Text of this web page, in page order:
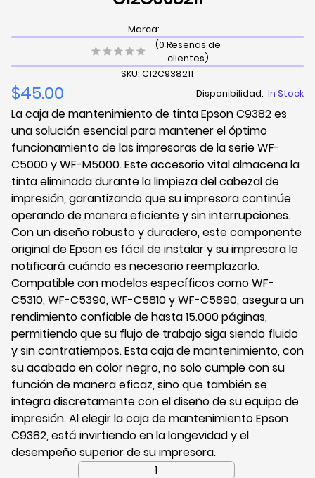
Marca:
(0 Reseñas de
clientes)
SKU: C12C938211
$45.00 Disponibilidad: In Stock
La caja de mantenimiento de tinta Epson C9382 es
una solución esencial para mantener el óptimo
funcionamiento de las impresoras de la serie WF-
C5000 y WF-M5000. Este accesorio vital almacena la
tinta eliminada durante la limpieza del cabezal de
impresión, garantizando que su impresora continúe
operando de manera eficiente y sin interrupciones.
Con un diseño robusto y duradero, este componente
original de Epson es fácil de instalar y su impresora le
notificará cuándo es necesario reemplazarlo.
Compatible con modelos específicos como WF-
C5310, WF-C5390, WF-C5810 y WF-C5890, asegura un
rendimiento confiable de hasta 15.000 páginas,
permitiendo que su flujo de trabajo siga siendo fluido
y sin contratiempos. Esta caja de mantenimiento, con
su acabado en color negro, no solo cumple con su
función de manera eficaz, sino que también se
integra discretamente con el diseño de su equipo de
impresión. Al elegir la caja de mantenimiento Epson
C9382, está invirtiendo en la longevidad y el
desempeño superior de su impresora.
Caja